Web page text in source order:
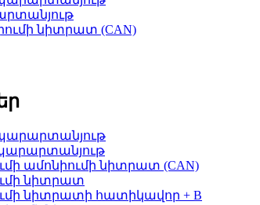
նիտրատ (CAN)
ամոնիումի նիտրատ (CAN)
նիտրատ
նիտրատի հատիկավոր + B